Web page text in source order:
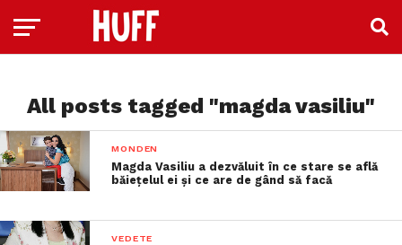
All posts tagged "magda vasiliu"
MONDEN
Magda Vasiliu a dezvăluit în ce stare se află
băiețelul ei și ce are de gând să facă
VEDETE